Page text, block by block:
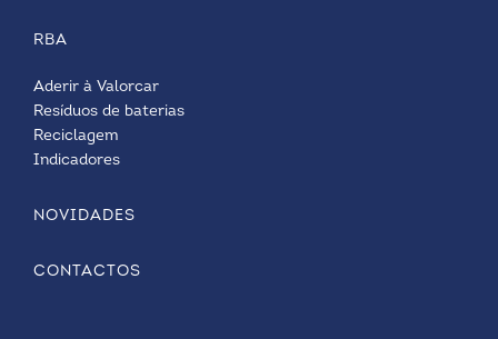
RBA
Aderir à Valorcar
Resíduos de baterias
Reciclagem
Indicadores
NOVIDADES
CONTACTOS